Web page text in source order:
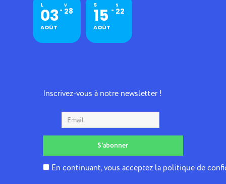
L
03
AOÛT
V
28
S
15
AOÛT
S
22
Inscrivez-vous à notre newsletter !
En continuant, vous acceptez la politique de